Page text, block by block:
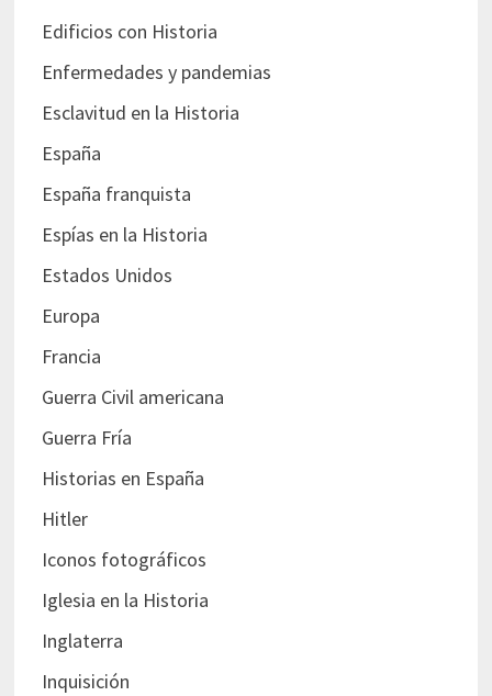
Edificios con Historia
Enfermedades y pandemias
Esclavitud en la Historia
España
España franquista
Espías en la Historia
Estados Unidos
Europa
Francia
Guerra Civil americana
Guerra Fría
Historias en España
Hitler
Iconos fotográficos
Iglesia en la Historia
Inglaterra
Inquisición